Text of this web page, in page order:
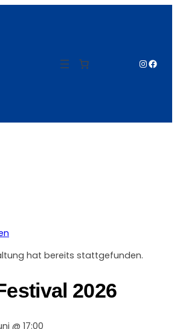
hat bereits stattgefunden.
2026
@ 17:00